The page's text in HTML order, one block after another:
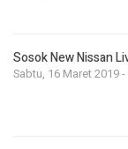
Sosok New Nissan
Sabtu, 16 Maret 2019 -